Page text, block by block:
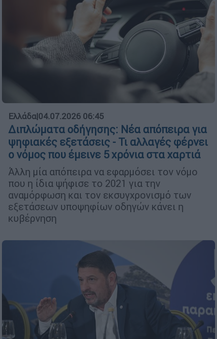
Ελλάδα|04.07.2026 06:45
Διπλώματα οδήγησης: Νέα απόπειρα για
ψηφιακές εξετάσεις - Τι αλλαγές φέρνει
ο νόμος που έμεινε 5 χρόνια στα χαρτιά
Άλλη μία απόπειρα να εφαρμόσει τον νόμο
που η ίδια ψήφισε το 2021 για την
αναμόρφωση και τον εκσυγχρονισμό των
εξετάσεων υποψηφίων οδηγών κάνει η
κυβέρνηση